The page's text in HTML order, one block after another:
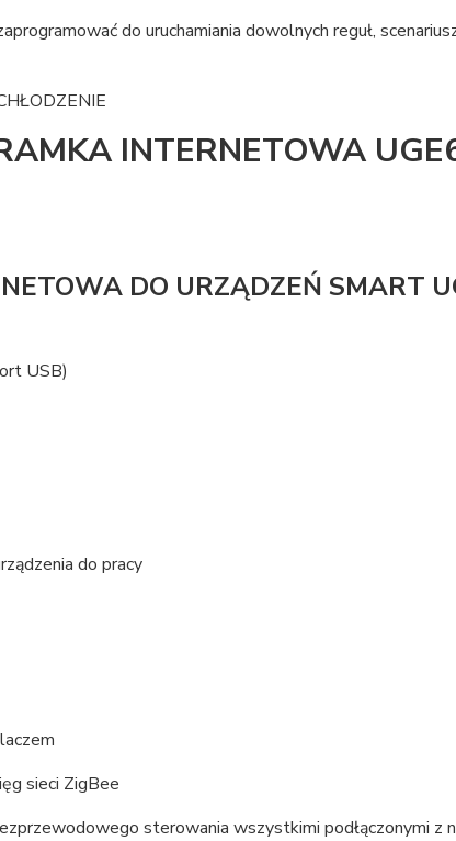
do uruchamiania dowolnych reguł,
INTERNETOWA
DO URZĄDZEŃ SMART
USB)
do pracy
sieci ZigBee
sterowania wszystkimi podłączonymi z